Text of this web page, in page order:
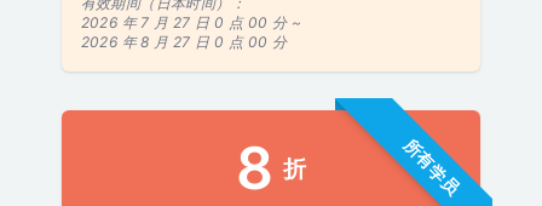
2026 年 7 月 27 日 0 点 00 分 ~
2026 年 8 月 27 日 0 点 00 分
所有学员
8 折